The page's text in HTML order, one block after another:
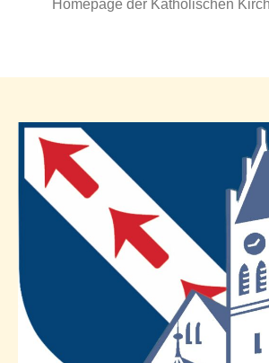
Homepage der Katholischen